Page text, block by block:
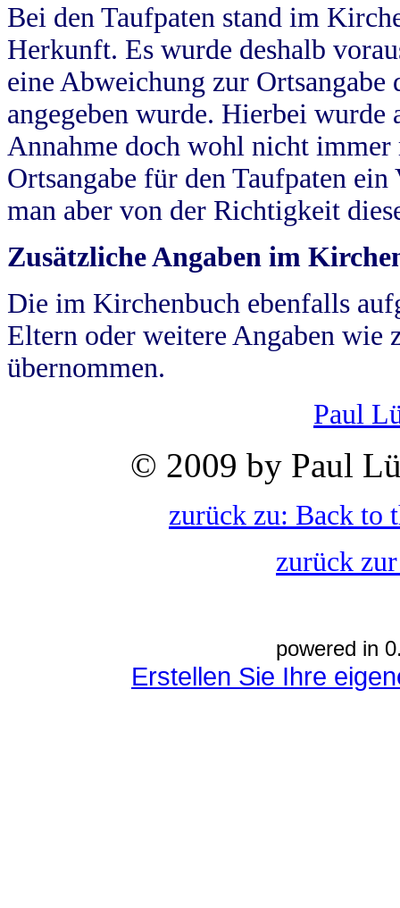
Bei den Taufpaten stand im
Herkunft. Es wurde deshalb
eine Abweichung zur
angegeben wurde. Hierbei wurde
Annahme doch wohl nicht
Ortsangabe für den Taufpaten
man aber von der Richtigkeit
Zusätzliche Angaben im
Die im Kirchenbuch ebenfalls
Eltern oder weitere Angaben wie
übernommen.
Paul
© 2009 by Paul
zurück zu: Back to
zurück
powered in
Erstellen Sie Ihre